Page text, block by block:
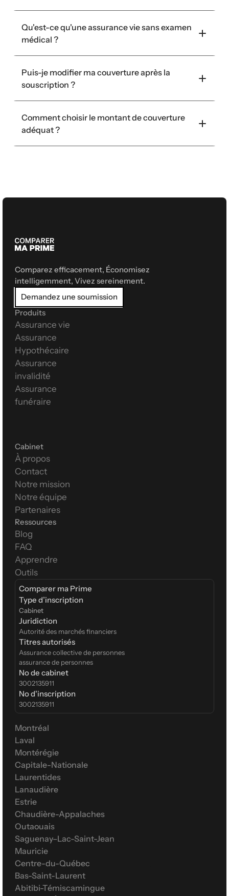
Qu'est-ce qu'une assurance vie sans examen
médical ?
Puis-je modifier ma couverture après la
souscription ?
Comment choisir le montant de couverture
adéquat ?
Comparez efficacement, Économisez
intelligemment, Vivez sereinement.
Demandez une soumission
Produits
Assurance vie
Assurance
Hypothécaire
Assurance
invalidité
Assurance
funéraire
Cabinet
À propos
Contact
Notre mission
Notre équipe
Partenaires
Ressources
Blog
FAQ
Apprendre
Outils
Comparer ma Prime
Type d’inscription
Cabinet
Juridiction
Autorité des marchés financiers
Titres autorisés
Assurance collective de personnes
assurance de personnes
No de cabinet
3002135911
No d'inscription
3002135911
Montréal
Laval
Montérégie
Capitale-Nationale
Laurentides
Lanaudière
Estrie
Chaudière-Appalaches
Outaouais
Saguenay–Lac-Saint-Jean
Mauricie
Centre-du-Québec
Bas-Saint-Laurent
Abitibi-Témiscamingue